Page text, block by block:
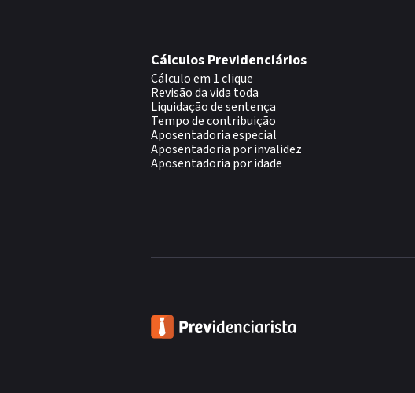
Cálculos Previdenciários
Cálculo em 1 clique
Revisão da vida toda
Liquidação de sentença
Tempo de contribuição
Aposentadoria especial
Aposentadoria por invalidez
Aposentadoria por idade